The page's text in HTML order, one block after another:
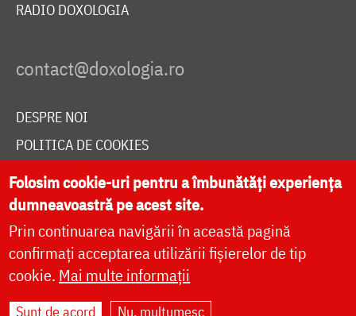
RADIO DOXOLOGIA
DESPRE NOI
POLITICA DE COOKIES
DONEAZĂ ONLINE PENTRU CATEDRALA NAȚIONALĂ
LIVE
Folosim cookie-uri pentru a îmbunătăți experiența
dumneavoastră pe acest site.
Prin continuarea navigării în această pagină
confirmați acceptarea utilizării fișierelor de tip
cookie. Mai multe informații
Sunt de acord Nu, mulțumesc